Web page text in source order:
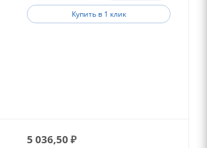
Купить в 1 клик
5 036,50 ₽